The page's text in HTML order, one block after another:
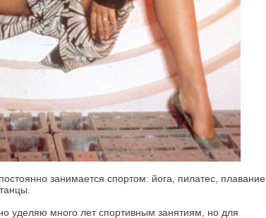
занимается спортом: йога, пилатес, плавание.
уделяю много лет спортивным занятиям, но для